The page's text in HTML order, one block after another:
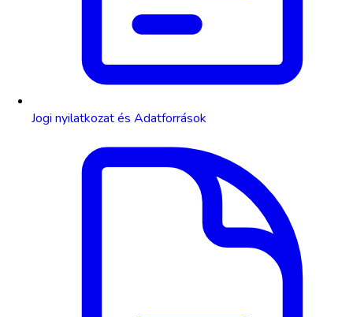
Jogi nyilatkozat és Adatforrások